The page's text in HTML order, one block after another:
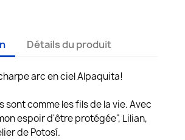
Détails du produit
arc en ciel Alpaquita!
sont comme les fils de la vie. Avec
espoir d'être protégée", Lilian,
de Potosí.